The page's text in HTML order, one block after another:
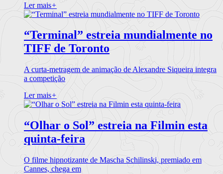
Ler mais+
“Terminal” estreia mundialmente no
TIFF de Toronto
A curta-metragem de animação de Alexandre Siqueira integra
a competição
Ler mais+
“Olhar o Sol” estreia na Filmin esta
quinta-feira
O filme hipnotizante de Mascha Schilinski, premiado em
Cannes, chega em